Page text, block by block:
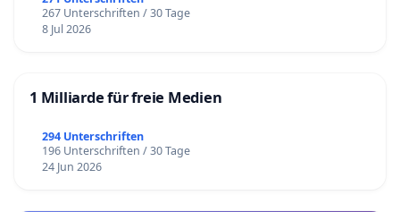
267 Unterschriften / 30 Tage
8 Jul 2026
1 Milliarde für freie Medien
294 Unterschriften
196 Unterschriften / 30 Tage
24 Jun 2026